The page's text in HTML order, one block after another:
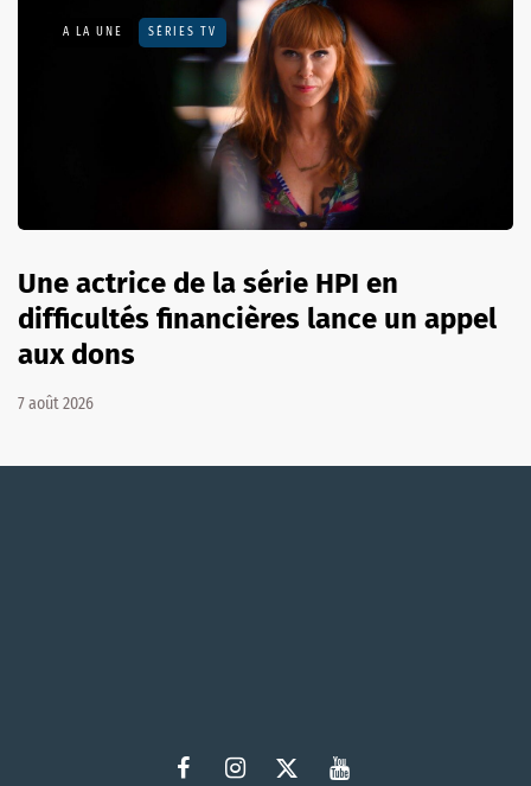
A LA UNE SÉRIES TV
Une actrice de la série HPI en
difficultés financières lance un appel
aux dons
7 août 2026